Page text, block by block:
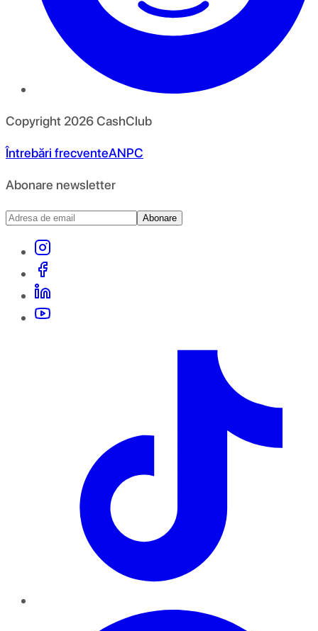
Copyright 2026CashClub
Întrebări frecventeANPC
Abonare newsletter
Abonare